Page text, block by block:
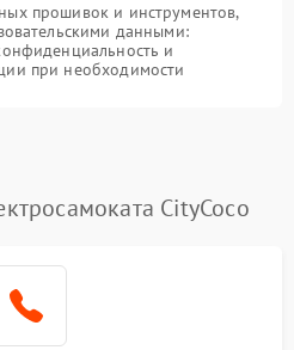
прошивок и инструментов,
данными:
и
при необходимости
CityCoco